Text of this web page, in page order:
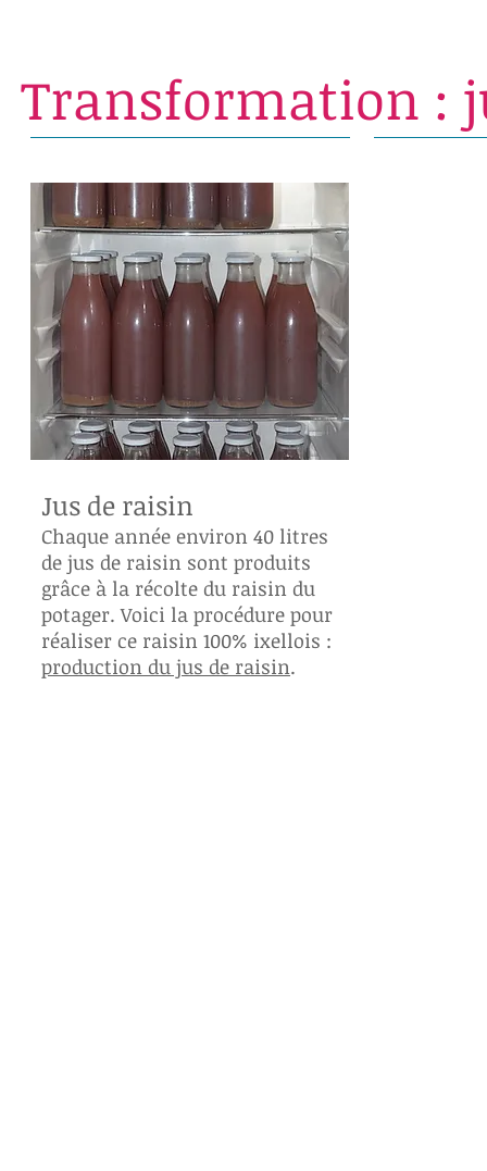
Transformation :
Jus de raisin
Chaque année environ 40 litres
de jus de raisin sont produits
grâce à la récolte du raisin du
potager. Voici la procédure pour
réaliser ce raisin 100% ixellois :
production du jus de raisin.